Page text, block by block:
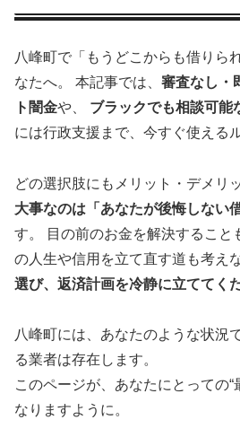
八峰町で「もうどこからも借りら
なたへ。 本記事では、 審査なし・
ト闇金や、 ブラックでも相談可能
には行政支援まで、今すぐ使える
どの選択肢にもメリット・デメリ
大事なのは「あなたが後悔しない
す。 目の前のお金を解決すること
の人生や信用を立て直す道も考え
選び、返済計画を冷静に立ててく
八峰町には、あなたのような状況
る業者は存在します。
このページが、あなたにとっての“
なりますように。